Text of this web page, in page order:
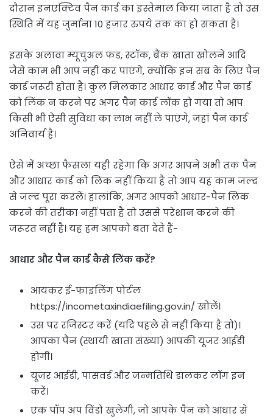
दौरान इनएक्टिव पैन कार्ड का इस्तेमाल किया जाता है तो उस
स्थिति में यह जुर्माना 10 हजार रुपये तक का हो सकता है।
इसके अलावा म्यूचुअल फंड, स्टॉक, बैंक खाता खोलने आदि
जैसे काम भी आप नहीं कर पाएंगे, क्योंकि इन सब के लिए पैन
कार्ड जरूरी होता है। कुल मिलकार आधार कार्ड और पैन कार्ड
को लिंक न करने पर अगर पैन कार्ड लॉक हो गया तो आप
किसी भी ऐसी सुविधा का लाभ नहीं ले पाएंगे, जहां पैन कार्ड
अनिवार्य है।
ऐसे में अच्छा फैसला यही रहेगा कि अगर आपने अभी तक पैन
और आधार कार्ड को लिंक नहीं किया है तो आप यह काम जल्द
से जल्द पूरा करलें। हालांकि, अगर आपको आधार-पैन लिंक
करने की तरीका नहीं पता है तो उससे परेशान करने की
जरूरत नहीं है। यह हम आपको बता देते हैं-
आधार और पैन कार्ड कैसे लिंक करें?
आयकर ई-फाइलिंग पोर्टल
https://incometaxindiaefiling.gov.in/ खोलें।
उस पर रजिस्टर करें (यदि पहले से नहीं किया है तो)।
आपका पैन (स्थायी खाता संख्या) आपकी यूजर आईडी
होगी।
यूजर आईडी, पासवर्ड और जन्मतिथि डालकर लॉग इन
करें।
एक पॉप अप विंडो खुलेगी, जो आपके पैन को आधार से